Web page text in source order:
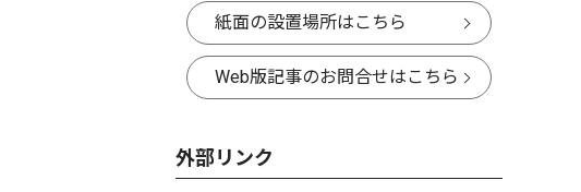
紙面の設置場所はこちら
Web版記事のお問合せはこちら
外部リンク